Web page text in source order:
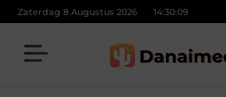
Zaterdag 8 Augustus 2026 14:30:10